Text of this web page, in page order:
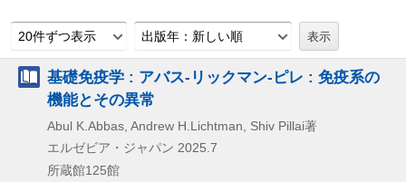
20件ずつ表示 出版年：新しい順
基礎免疫学 : アバス-リックマン-ピレ : 免疫系の
機能とその異常
Abul K.Abbas, Andrew H.Lichtman, Shiv Pillai著
エルゼビア・ジャパン 2025.7
所蔵館125館